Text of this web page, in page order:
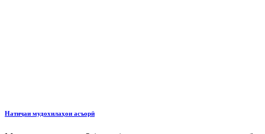
Натиҷаи мудохилаҳои асъорӣ